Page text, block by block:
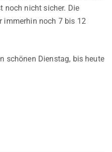
noch nicht sicher. Die
immerhin noch 7 bis 12
schönen Dienstag, bis heute